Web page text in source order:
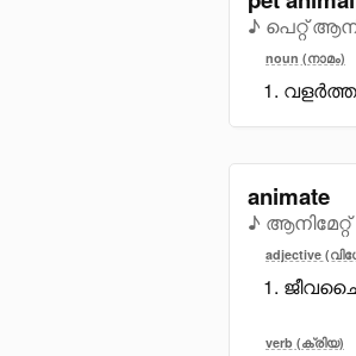
♪ പെറ്റ്
noun (നാമം)
animate
♪ ആനിമേറ്റ്
adjective
verb (ക്രിയ)